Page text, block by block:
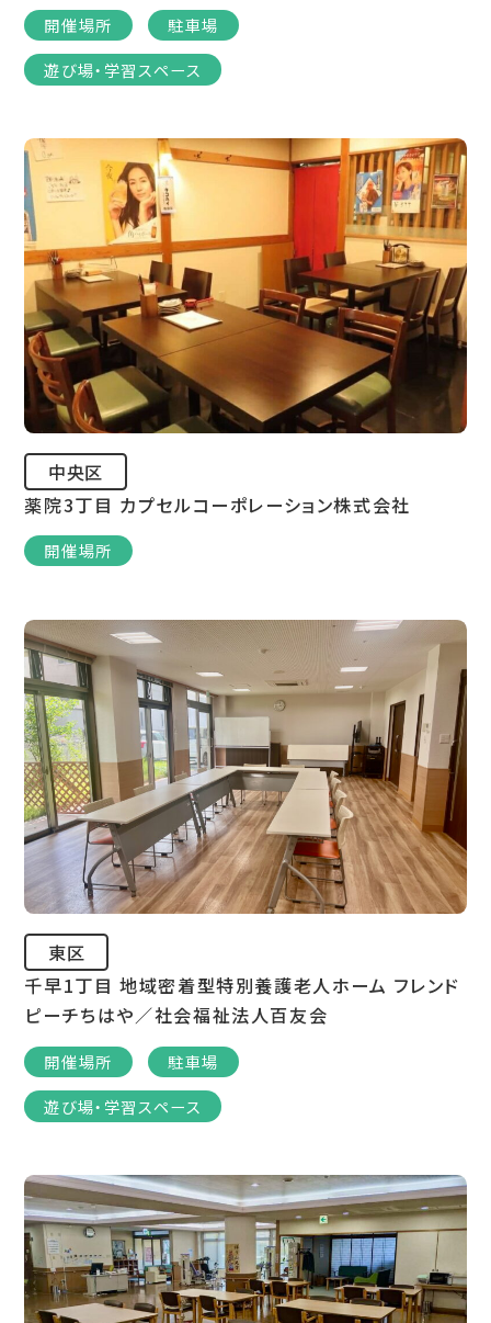
開催場所
駐車場
遊び場・学習スペース
中央区
薬院3丁目 カプセルコーポレーション株式会社
開催場所
東区
千早1丁目 地域密着型特別養護老人ホーム フレンド
ピーチちはや／社会福祉法人百友会
開催場所
駐車場
遊び場・学習スペース